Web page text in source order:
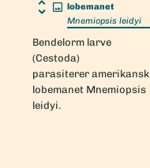
lobemanet
Mnemiopsis leidyi
Bendelorm larve
(Cestoda)
parasiterer amerikansk
lobemanet Mnemiopsis
leidyi.